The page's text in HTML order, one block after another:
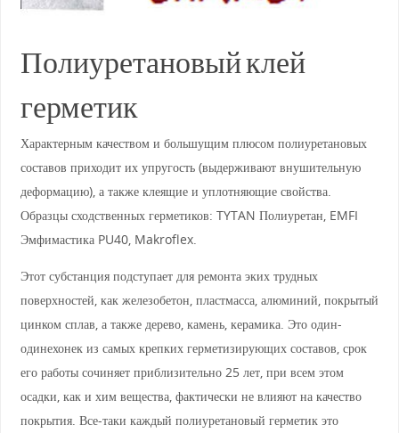
Полиуретановый клей
герметик
Характерным качеством и большущим плюсом полиуретановых
составов приходит их упругость (выдерживают внушительную
деформацию), а также клеящие и уплотняющие свойства.
Образцы сходственных герметиков: TYTAN Полиуретан, EMFI
Эмфимастика PU40, Makroflex.
Этот субстанция подступает для ремонта эких трудных
поверхностей, как железобетон, пластмасса, алюминий, покрытый
цинком сплав, а также дерево, камень, керамика. Это один-
одинехонек из самых крепких герметизирующих составов, срок
его работы сочиняет приблизительно 25 лет, при всем этом
осадки, как и хим вещества, фактически не влияют на качество
покрытия. Все-таки каждый полиуретановый герметик это